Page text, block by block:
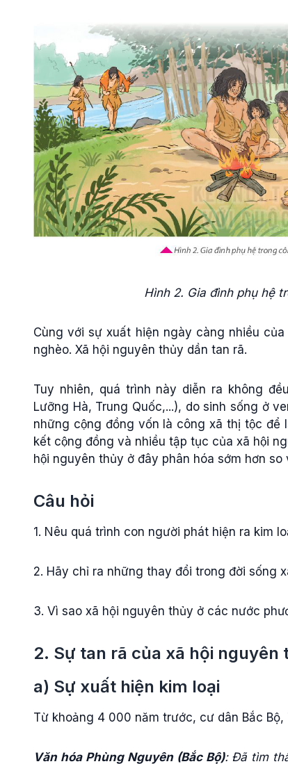
Hình 2. Gia đình phụ hệ
Cùng với sự xuất hiện ngày càng nhiều
nghèo. Xã hội nguyên thủy dần tan rã.
Tuy nhiên, quá trình này diễn ra không
Lưỡng Hà, Trung Quốc,...), do sinh sống ở
những cộng đồng vốn là công xã thị tộc để
kết cộng đồng và nhiều tập tục của xã hội
hội nguyên thủy ở đây phân hóa sớm hơn
Câu hỏi
1. Nêu quá trình con người phát hiện ra kim
2. Hãy chỉ ra những thay đổi trong đời sống
3. Vì sao xã hội nguyên thủy ở các nước
2. Sự tan rã của xã hội nguyên
a) Sự xuất hiện kim loại
Từ khoảng 4 000 năm trước, cư dân Bắc
Văn hóa Phùng Nguyên (Bắc Bộ): Đã tìm